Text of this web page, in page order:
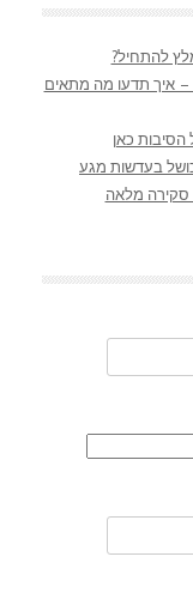
להתחיל?
איך תדעו מה מתאים
כאן
בעדשות מגע
סקירה מלאה